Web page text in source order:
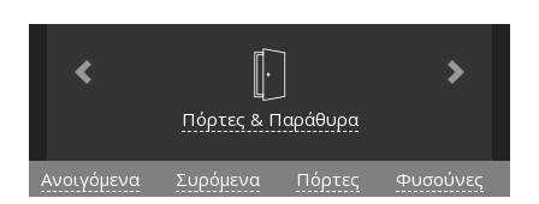
Πόρτες & Παράθυρα
Previous Next
Ανοιγόμενα Συρόμενα Πόρτες Φυσούνες